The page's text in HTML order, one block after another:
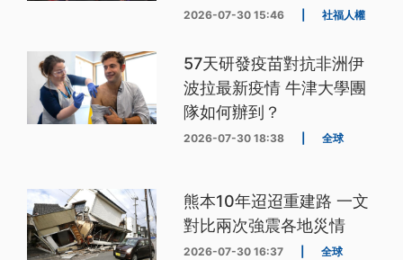
2026-07-30 15:46 社福人權
57天研發疫苗對抗非洲伊
波拉最新疫情 牛津大學團
隊如何辦到？
2026-07-30 18:38 全球
熊本10年迢迢重建路 一文
對比兩次強震各地災情
2026-07-30 16:37 全球